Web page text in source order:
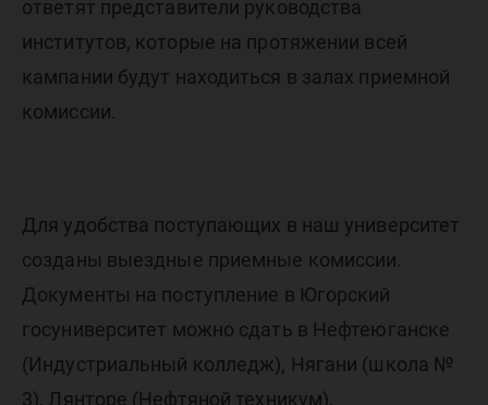
ответят представители руководства
институтов, которые на протяжении всей
кампании будут находиться в залах приемной
комиссии.
Для удобства поступающих в наш университет
созданы выездные приемные комиссии.
Документы на поступление в Югорский
госуниверситет можно сдать в Нефтеюганске
(Индустриальный колледж), Нягани (школа №
3), Лянторе (Нефтяной техникум),